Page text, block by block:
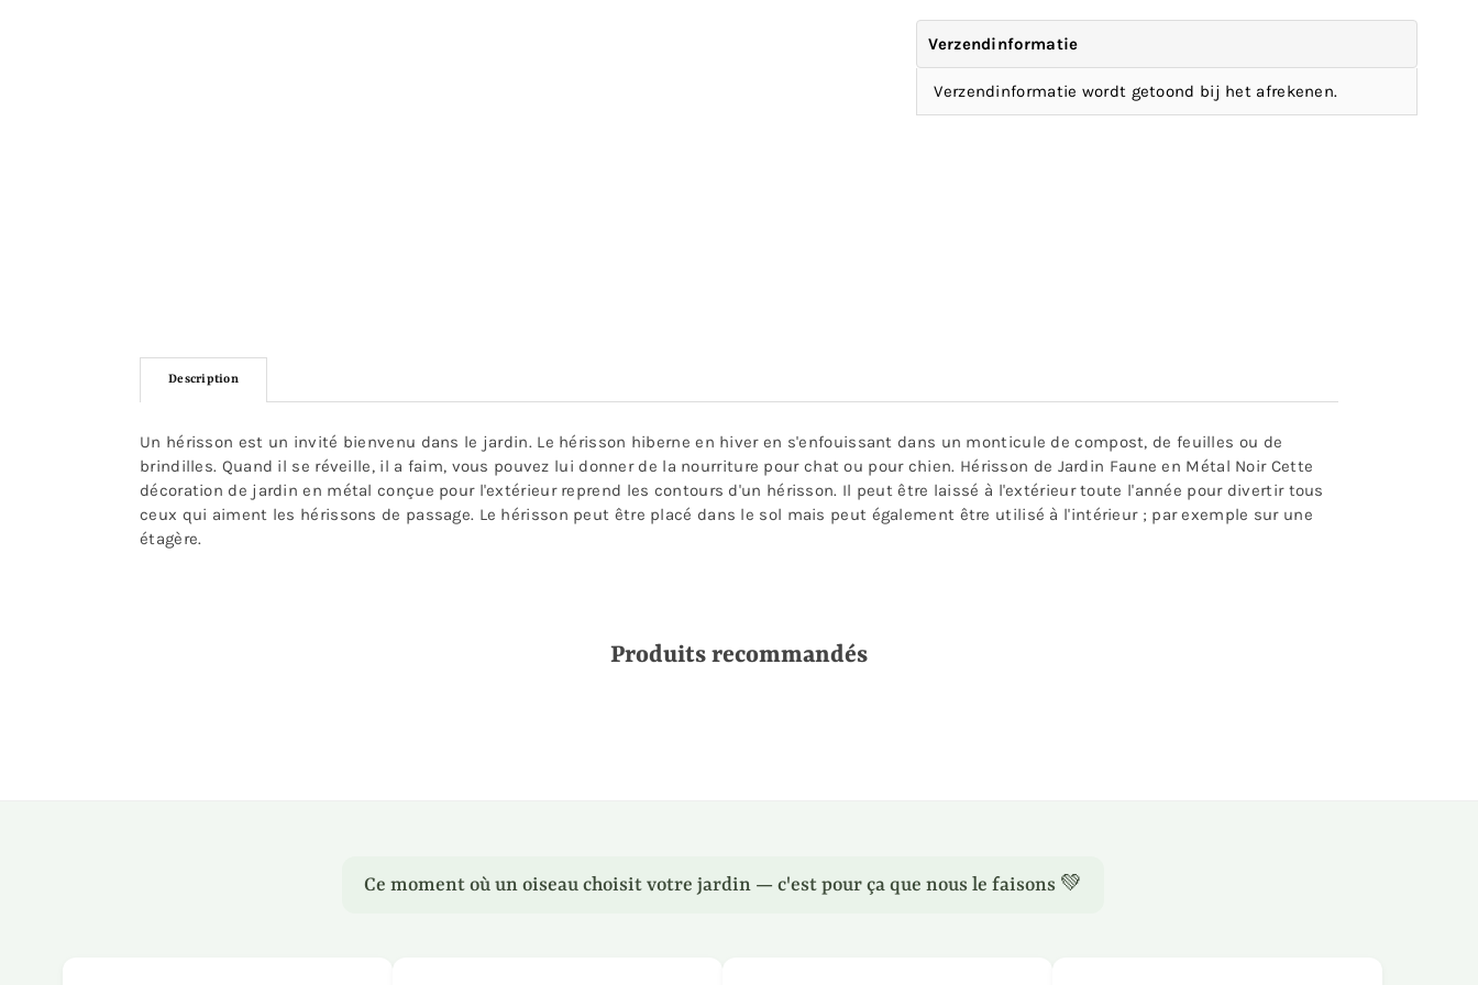
Verzendinformatie
Verzendinformatie wordt getoond bij het afrekenen.
Description
Un hérisson est un invité bienvenu dans le jardin. Le hérisson hiberne en hiver en s'enfouissant dans un monticule de compost, de feuilles ou de
brindilles. Quand il se réveille, il a faim, vous pouvez lui donner de la nourriture pour chat ou pour chien. Hérisson de Jardin Faune en Métal Noir Cette
décoration de jardin en métal conçue pour l'extérieur reprend les contours d'un hérisson. Il peut être laissé à l'extérieur toute l'année pour divertir tous
ceux qui aiment les hérissons de passage. Le hérisson peut être placé dans le sol mais peut également être utilisé à l'intérieur ; par exemple sur une
étagère.
Produits recommandés
Ce moment où un oiseau choisit votre jardin — c'est pour ça que nous le faisons 💚